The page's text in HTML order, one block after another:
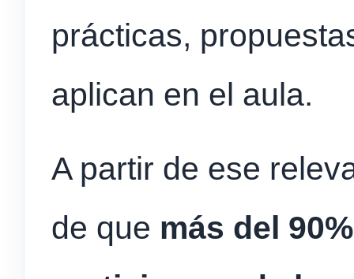
prácticas,
aplican en el aula.
A partir de ese
de que más del